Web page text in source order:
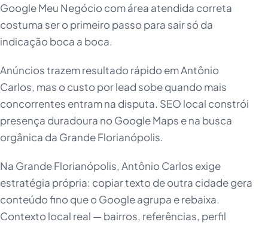
Google Meu Negócio com área atendida correta
costuma ser o primeiro passo para sair só da
indicação boca a boca.
Anúncios trazem resultado rápido em Antônio
Carlos, mas o custo por lead sobe quando mais
concorrentes entram na disputa. SEO local constrói
presença duradoura no Google Maps e na busca
orgânica da Grande Florianópolis.
Na Grande Florianópolis, Antônio Carlos exige
estratégia própria: copiar texto de outra cidade gera
conteúdo fino que o Google agrupa e rebaixa.
Contexto local real — bairros, referências, perfil